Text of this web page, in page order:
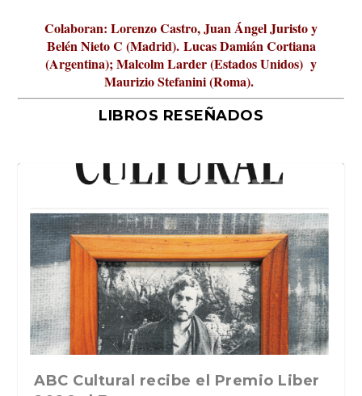
Colaboran: Lorenzo Castro, Juan Ángel Juristo y
Belén Nieto C (Madrid). Lucas Damián Cortiana
(Argentina); Malcolm Larder (Estados Unidos) y
Maurizio Stefanini (Roma).
LIBROS RESEÑADOS
La verdadera odisea del espacio en
ABC Cultural recibe el Premio Liber
La cultura de la transgresión.